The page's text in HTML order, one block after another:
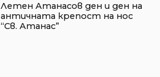
Летен Атанасов ден и ден на
античната крепост на нос
“Св. Атанас”